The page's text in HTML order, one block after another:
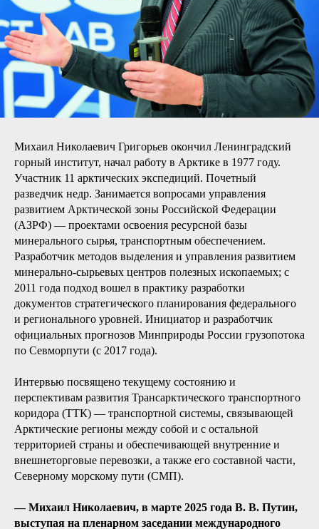
Михаил Николаевич Григорьев окончил Ленинградский
горный институт, начал работу в Арктике в 1977 году.
Участник 11 арктических экспедиций. Почетный
разведчик недр. Занимается вопросами управления
развитием Арктической зоны Российской Федерации
(АЗРФ) — проектами освоения ресурсной базы
минерального сырья, транспортным обеспечением.
Разработчик методов выделения и управления развитием
минерально-сырьевых центров полезных ископаемых; с
2011 года подход вошел в практику разработки
документов стратегического планирования федерального
и регионального уровней. Инициатор и разработчик
официальных прогнозов Минприроды России грузопотока
по Севморпути (с 2017 года).
Интервью посвящено текущему состоянию и
перспективам развития Трансарктического транспортного
коридора (ТТК) — транспортной системы, связывающей
Арктические регионы между собой и с остальной
территорией страны и обеспечивающей внутренние и
внешнеторговые перевозки, а также его составной части,
Северному морскому пути (СМП).
— Михаил Николаевич, в марте 2025 года В. В. Путин,
выступая на пленарном заседании международного